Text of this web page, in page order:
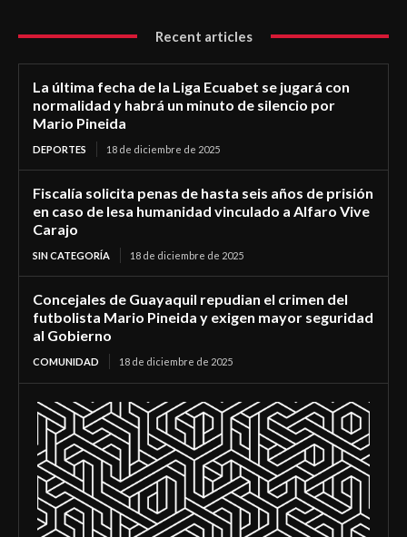
Recent articles
La última fecha de la Liga Ecuabet se jugará con
normalidad y habrá un minuto de silencio por
Mario Pineida
DEPORTES 18 de diciembre de 2025
Fiscalía solicita penas de hasta seis años de prisión
en caso de lesa humanidad vinculado a Alfaro Vive
Carajo
SIN CATEGORÍA 18 de diciembre de 2025
Concejales de Guayaquil repudian el crimen del
futbolista Mario Pineida y exigen mayor seguridad
al Gobierno
COMUNIDAD 18 de diciembre de 2025